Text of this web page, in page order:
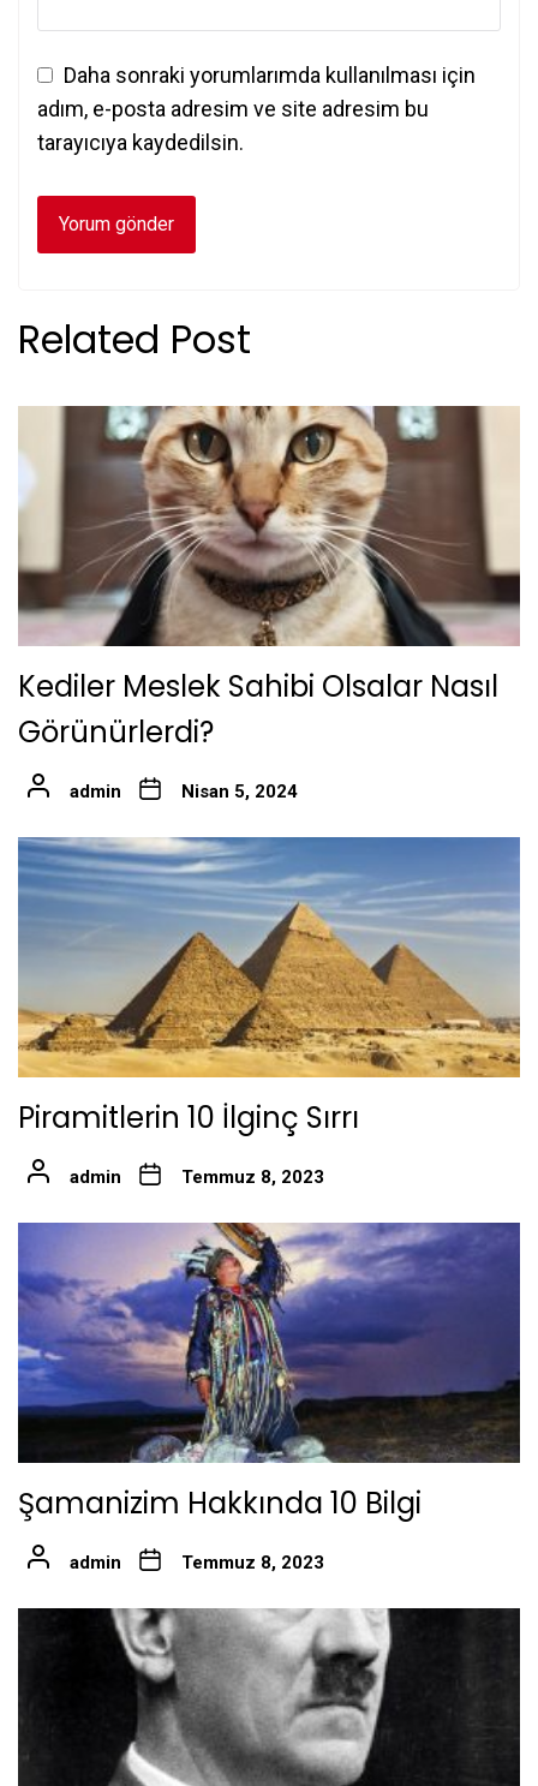
Daha sonraki yorumlarımda kullanılması için
adım, e-posta adresim ve site adresim bu
tarayıcıya kaydedilsin.
Related Post
Kediler Meslek Sahibi Olsalar Nasıl
Görünürlerdi?
admin Nisan 5, 2024
Piramitlerin 10 İlginç Sırrı
admin Temmuz 8, 2023
Şamanizim Hakkında 10 Bilgi
admin Temmuz 8, 2023